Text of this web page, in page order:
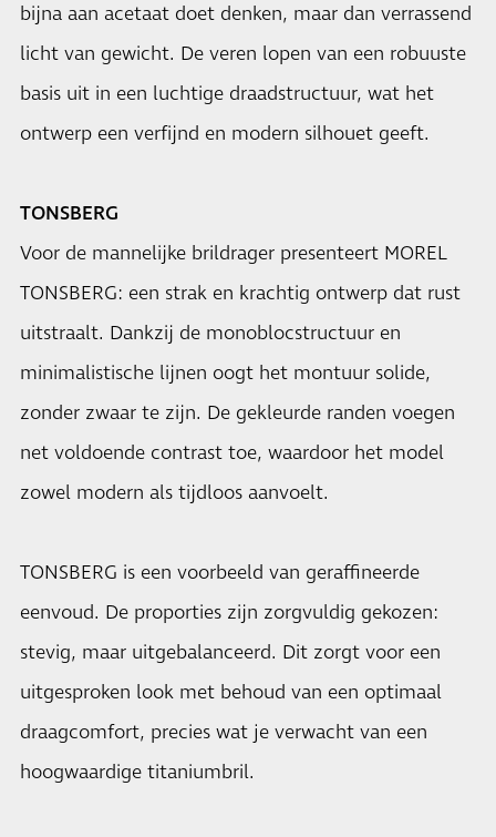
bijna aan acetaat doet denken, maar dan verrassend
licht van gewicht. De veren lopen van een robuuste
basis uit in een luchtige draadstructuur, wat het
ontwerp een verfijnd en modern silhouet geeft.
TONSBERG
Voor de mannelijke brildrager presenteert MOREL
TONSBERG: een strak en krachtig ontwerp dat rust
uitstraalt. Dankzij de monoblocstructuur en
minimalistische lijnen oogt het montuur solide,
zonder zwaar te zijn. De gekleurde randen voegen
net voldoende contrast toe, waardoor het model
zowel modern als tijdloos aanvoelt.
TONSBERG is een voorbeeld van geraffineerde
eenvoud. De proporties zijn zorgvuldig gekozen:
stevig, maar uitgebalanceerd. Dit zorgt voor een
uitgesproken look met behoud van een optimaal
draagcomfort, precies wat je verwacht van een
hoogwaardige titaniumbril.